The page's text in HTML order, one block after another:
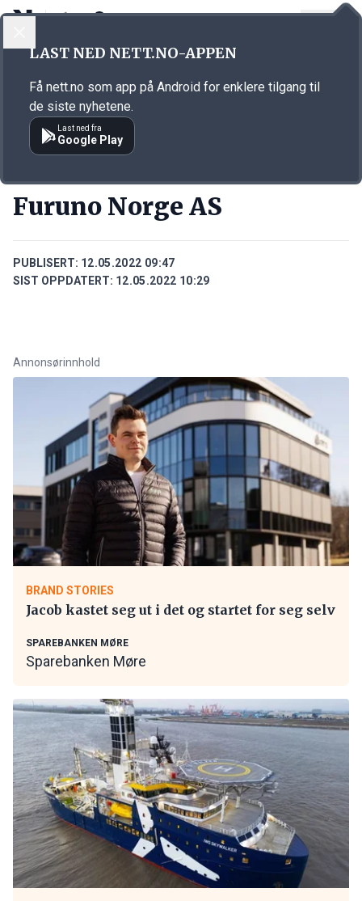
Annonsørinnhold
Furuno Norge AS
PUBLISERT: 12.05.2022 09:47
SIST OPPDATERT: 12.05.2022 10:29
Annonsørinnhold
BRAND STORIES
Jacob kastet seg ut i det og startet for seg selv
SPAREBANKEN MØRE
Sparebanken Møre
LAST NED NETT.NO-APPEN
Få nett.no som app på Android for enklere tilgang til
de siste nyhetene.
Last ned fra
Google Play